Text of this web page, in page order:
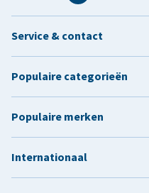
Service & contact
Populaire categorieën
Populaire merken
Internationaal